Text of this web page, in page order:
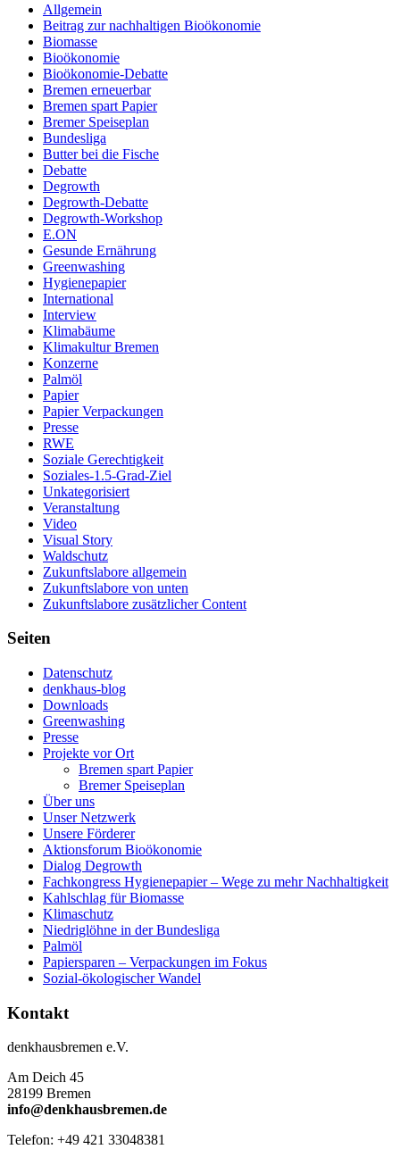
Allgemein
Beitrag zur nachhaltigen Bioökonomie
Biomasse
Bioökonomie
Bioökonomie-Debatte
Bremen erneuerbar
Bremen spart Papier
Bremer Speiseplan
Bundesliga
Butter bei die Fische
Debatte
Degrowth
Degrowth-Debatte
Degrowth-Workshop
E.ON
Gesunde Ernährung
Greenwashing
Hygienepapier
International
Interview
Klimabäume
Klimakultur Bremen
Konzerne
Palmöl
Papier
Papier Verpackungen
Presse
RWE
Soziale Gerechtigkeit
Soziales-1.5-Grad-Ziel
Unkategorisiert
Veranstaltung
Video
Visual Story
Waldschutz
Zukunftslabore allgemein
Zukunftslabore von unten
Zukunftslabore zusätzlicher Content
Seiten
Datenschutz
denkhaus-blog
Downloads
Greenwashing
Presse
Projekte vor Ort
Bremen spart Papier
Bremer Speiseplan
Über uns
Unser Netzwerk
Unsere Förderer
Aktionsforum Bioökonomie
Dialog Degrowth
Fachkongress Hygienepapier – Wege zu mehr Nachhaltigkeit
Kahlschlag für Biomasse
Klimaschutz
Niedriglöhne in der Bundesliga
Palmöl
Papiersparen – Verpackungen im Fokus
Sozial-ökologischer Wandel
Kontakt
denkhausbremen e.V.
Am Deich 45
28199 Bremen
info@denkhausbremen.de
Telefon: +49 421 33048381